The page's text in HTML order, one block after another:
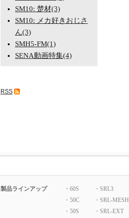
SM10: 楚材(3)
SM10: メカ好きおじさ
ん(3)
SMH5-FM(1)
SENA動画特集(4)
RSS
製品ラインアップ
・60S
・50C
・50S
・SRL3
・SRL-MESH
・SRL-EXT